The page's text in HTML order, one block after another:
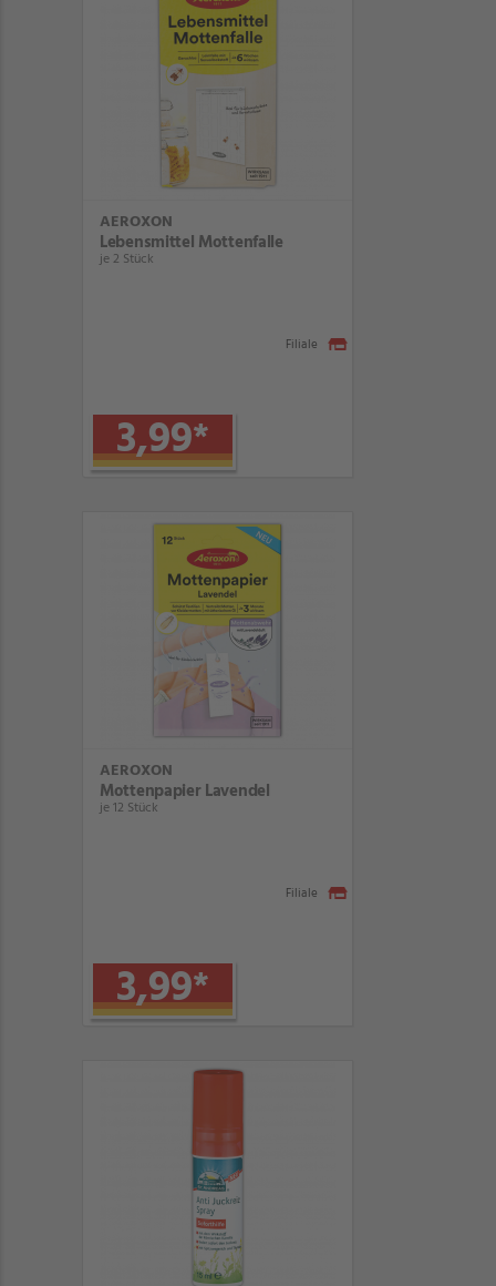
AEROXON
Lebensmittel Mottenfalle
je 2 Stück
3,99*
Filiale
AEROXON
Mottenpapier Lavendel
je 12 Stück
3,99*
Filiale